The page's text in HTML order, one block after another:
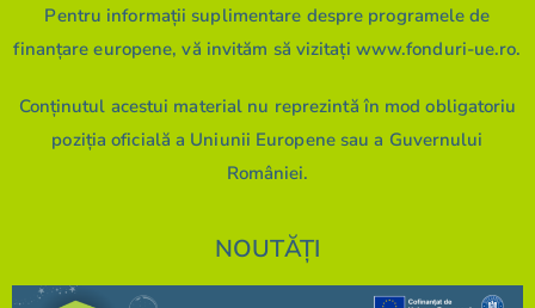
Pentru informații suplimentare despre programele de
finanțare europene, vă invităm să vizitați www.fonduri-ue.ro.
Conținutul acestui material nu reprezintă în mod obligatoriu
poziția oficială a Uniunii Europene sau a Guvernului
României.
NOUTĂȚI